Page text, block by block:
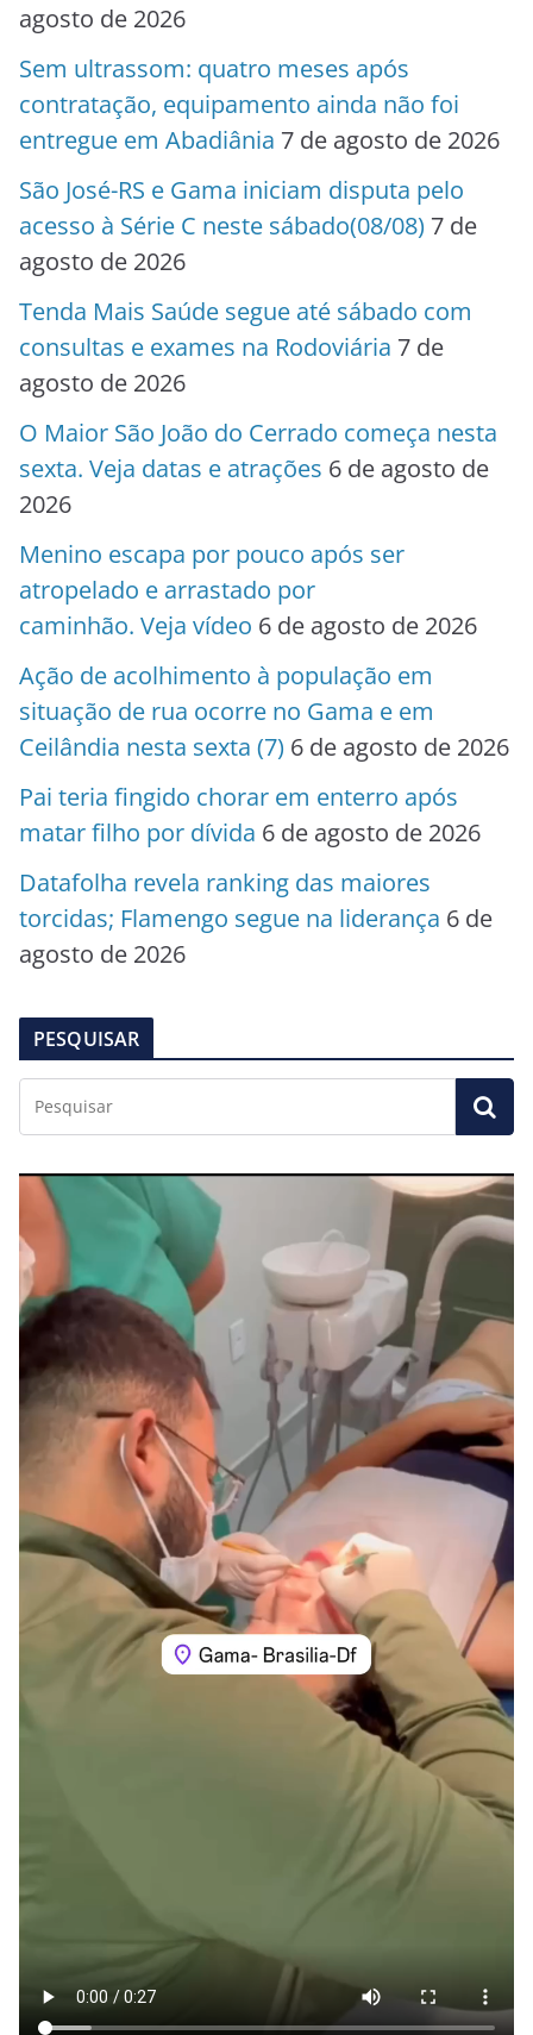
agosto de 2026
Sem ultrassom: quatro meses após
contratação, equipamento ainda não foi
entregue em Abadiânia 7 de agosto de 2026
São José-RS e Gama iniciam disputa pelo
acesso à Série C neste sábado(08/08) 7 de
agosto de 2026
Tenda Mais Saúde segue até sábado com
consultas e exames na Rodoviária 7 de
agosto de 2026
O Maior São João do Cerrado começa nesta
sexta. Veja datas e atrações 6 de agosto de
2026
Menino escapa por pouco após ser
atropelado e arrastado por
caminhão. Veja vídeo 6 de agosto de 2026
Ação de acolhimento à população em
situação de rua ocorre no Gama e em
Ceilândia nesta sexta (7) 6 de agosto de 2026
Pai teria fingido chorar em enterro após
matar filho por dívida 6 de agosto de 2026
Datafolha revela ranking das maiores
torcidas; Flamengo segue na liderança 6 de
agosto de 2026
PESQUISAR